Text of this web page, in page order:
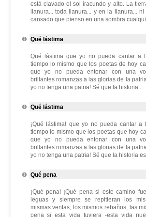
está clavado el sol iracundo y alto. La
llanura... toda llanura... y en la llanura...
cansado que pienso en una sombra
Qué lástima
Qué lástima que yo no pueda cantar a
tiempo lo mismo que los poetas de hoy
que yo no pueda entonar con una
brillantes romanzas a las glorias de la
yo no tenga una patria! Sé que la historia...
Qué lástima
¡Qué lástima! que yo no pueda cantar a
tiempo lo mismo que los poetas que hoy
que yo no pueda entonar con una
brillantes romanzas a las glorias de la
yo no tenga una patria! Sé que la historia
Qué pena
¡Qué pena! ¡Qué pena si este camino
leguas y siempre se repitieran los
mismas ventas, los mismos rebaños, las
pena si esta vida tuviera -esta vida